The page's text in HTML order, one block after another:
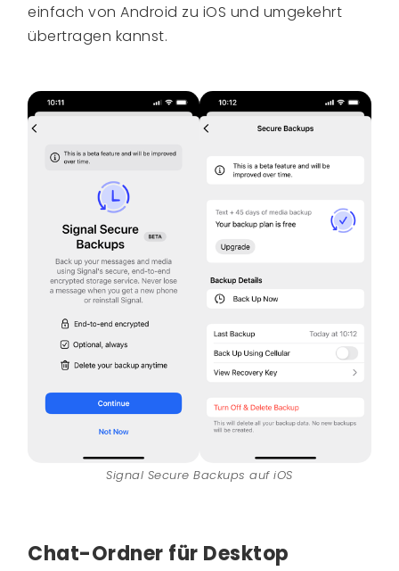
einfach von Android zu iOS und umgekehrt
übertragen kannst.
Signal Secure Backups auf iOS
Chat-Ordner für Desktop